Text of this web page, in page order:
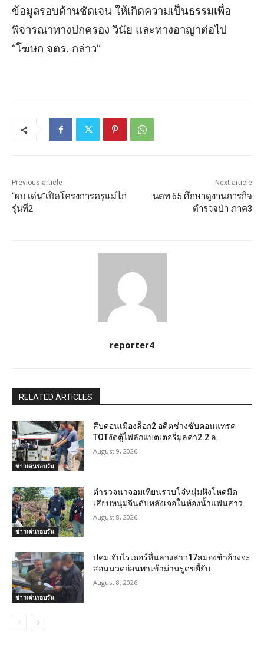
ข้อมูลรอบด้านชัดเจน ให้เกิดความเป็นธรรมเพื่อ
พิจารณาทางปกครอง วินัย และทางอาญาต่อไป
“โฆษก จตร. กล่าว”
Previous article
“ผบ.เด่น”เปิดโครงการครูแม่ไก่
รุ่นที่2
Next article
นตท.65 ศึกษาดูงานภารกิจ
ตำรวจป่า ภาค3
reporter4
RELATED ARTICLES
ข่าวเด่นรอบวัน
สืบดอนเมืองล็อก2 อดีตช่างซับคอนแทรค
TOTงัดตู้ไฟลักแบตเตอรี่มูลค่า2.2 ล.
August 9, 2026
ข่าวเด่นรอบวัน
ตำรวจนาจอมเทียนรวบโจ๋หนุ่มหึงโหดมีด
เสียบหนุ่มจีนดับหลังเจอในห้องน้ำแฟนสาว
August 8, 2026
ข่าวเด่นรอบวัน
ปคม.จับไรเดอร์หื่นลวงสาว17สมองช้าอ้างจะ
สอนนวดก่อนพาเข้าม่านรูดขยี้ยับ
August 8, 2026